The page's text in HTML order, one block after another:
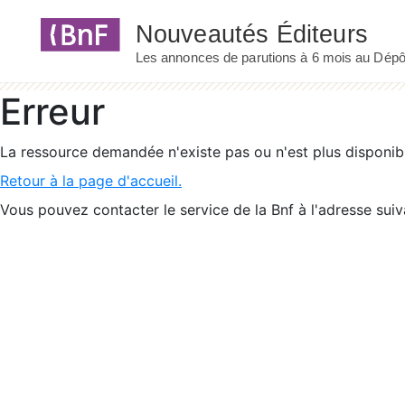
Erreur
La ressource demandée n'existe pas ou n'est plus
Retour à la page d'accueil.
Vous pouvez contacter le service de la Bnf à l'adresse